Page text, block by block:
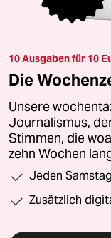
10 Ausgaben für 10
Die
Unsere
Journalismus,
Stimmen, die
zehn Wochen
Jeden
Zusätzlich